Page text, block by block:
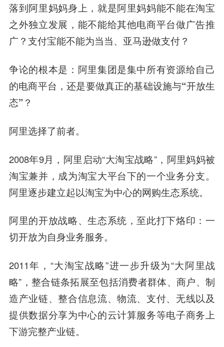
落到阿里妈妈身上，就是阿里妈妈能不能在淘宝
之外独立发展，能不能给其他电商平台做广告推
广？支付宝能不能为当当、亚马逊做支付？
争论的根本是：阿里集团是集中所有资源给自己
的电商平台，还是要做真正的基础设施与“开放生
态”？
阿里选择了前者。
2008年9月，阿里启动“大淘宝战略”，阿里妈妈被
淘宝兼并，成为淘宝大平台下的一个业务分支。
阿里逐步建立起以淘宝为中心的网购生态系统。
阿里的开放战略、生态系统，至此打下烙印：一
切开放为自身业务服务。
2011年，“大淘宝战略”进一步升级为“大阿里战
略”，整合链条拓展至包括消费者群体、商户、制
造产业链、整合信息流、物流、支付、无线以及
提供数据分享为中心的云计算服务等电子商务上
下游完整产业链。